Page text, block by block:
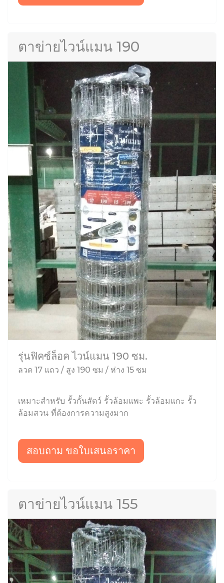
ตาข่ายไวน์แมน 190
รุ่นฟิคซ์ล็อค ไวน์แมน 190 ซม.
ลวด 17 แถว / สูง 190 ซม / ห่าง 15 ซม
เหมาะสำหรับ รั้วกั้นสัตว์ รั้วล้อมแพะ รั้วล้อมแกะ รั้ว
ล้อมสวน ที่ต้องการความสูงมาก
สอบถาม ขอใบเสนอราคา
ตาข่ายไวน์แมน 155